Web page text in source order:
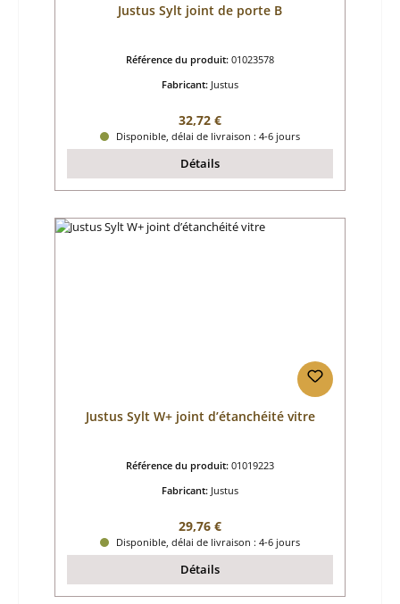
Justus Sylt joint de porte B
Référence du produit: 01023578
Fabricant: Justus
Prix régulier :
32,72 €
Disponible, délai de livraison : 4-6 jours
Détails
Justus Sylt W+ joint d’étanchéité vitre
Référence du produit: 01019223
Fabricant: Justus
Prix régulier :
29,76 €
Disponible, délai de livraison : 4-6 jours
Détails